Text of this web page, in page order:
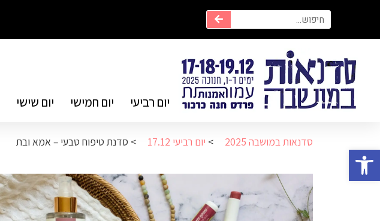
פתח סרגל נגישות
יום רביעי יום חמישי יום שישי
סדנאות במושבה 2025 > יום רביעי 17.12 > סדנת טיפוח טבעי – אמא ובת